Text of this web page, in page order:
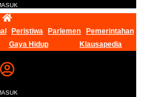
Peristiwa Parlemen
Pemerintahan
Gaya Hidup Klausapedia